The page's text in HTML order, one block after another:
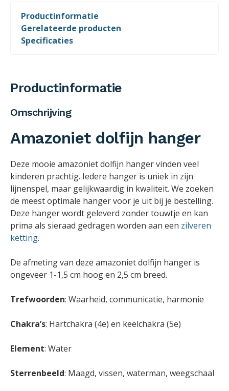
Productinformatie
Gerelateerde producten
Specificaties
Productinformatie
Omschrijving
Amazoniet dolfijn hanger
Deze mooie amazoniet dolfijn hanger vinden veel
kinderen prachtig. Iedere hanger is uniek in zijn
lijnenspel, maar gelijkwaardig in kwaliteit. We zoeken
de meest optimale hanger voor je uit bij je bestelling.
Deze hanger wordt geleverd zonder touwtje en kan
prima als sieraad gedragen worden aan een zilveren
ketting.
De afmeting van deze amazoniet dolfijn hanger is
ongeveer 1-1,5 cm hoog en 2,5 cm breed.
Trefwoorden: Waarheid, communicatie, harmonie
Chakra’s: Hartchakra (4e) en keelchakra (5e)
Element: Water
Sterrenbeeld: Maagd, vissen, waterman, weegschaal